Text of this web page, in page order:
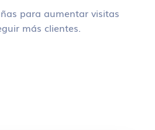
para aumentar visitas
más clientes.